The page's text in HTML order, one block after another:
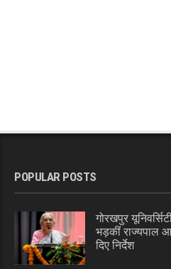
POPULAR POSTS
गोरखपुर
भड़कीं राज्यपाल
दिए निर्देश